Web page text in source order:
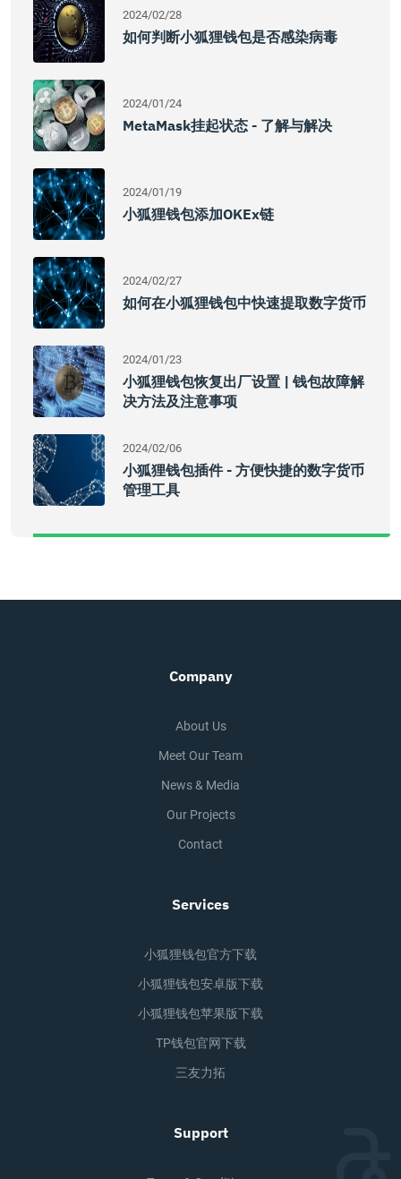
2024/02/28
如何判断小狐狸钱包是否感染病毒
2024/01/24
MetaMask挂起状态 - 了解与解决
2024/01/19
小狐狸钱包添加OKEx链
2024/02/27
如何在小狐狸钱包中快速提取数字货币
2024/01/23
小狐狸钱包恢复出厂设置 | 钱包故障解
决方法及注意事项
2024/02/06
小狐狸钱包插件 - 方便快捷的数字货币
管理工具
Company
About Us
Meet Our Team
News & Media
Our Projects
Contact
Services
小狐狸钱包官方下载
小狐狸钱包安卓版下载
小狐狸钱包苹果版下载
TP钱包官网下载
三友力拓
Support